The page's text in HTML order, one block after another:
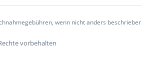
wenn nicht anders
vorbehalten